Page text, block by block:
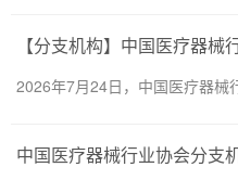
2026年7月24日，中国医疗器
中国医疗器械行业协会分支